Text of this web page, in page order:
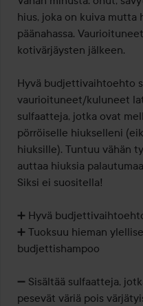
hius, joka on kuiva mutta
päänahassa.
kotivärjäysten jälkeen.
Hyvä budjettivaihtoehto
vaurioituneet/kuluneet
sulfaatteja, jotka ovat
pörröiselle hiukselleni
hiuksille). Tuntuu vähän
auttaa hiuksia
Siksi ei suositella!
➕️ Hyvä
➕️ Tuoksuu hieman
budjettishampoo
➖️ Sisältää sulfaatteja,
pesevät väriä pois